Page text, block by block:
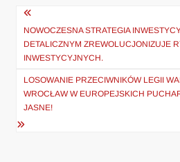
Nawigacja
wpisu
NOWOCZESNA STRATEGIA
DETALICZNYM ZREWOLUCJONIZUJE
INWESTYCYJNYCH.
LOSOWANIE PRZECIWNIKÓW LEGII
WROCŁAW W EUROPEJSKICH
JASNE!